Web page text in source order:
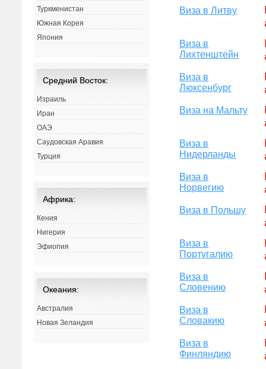
Виза в Литву
Виза в
Лихтенштейн
Виза в
Люксенбург
Виза на Мальту
Виза в
Нидерланды
Виза в
Норвегию
Виза в Польшу
Виза в
Португалию
Виза в
Словению
Виза в
Словакию
Виза в
Финляндию
Туркменистан
Южная Корея
Япония
Средний Восток:
Израиль
Иран
ОАЭ
Саудовская Аравия
Турция
Африка:
Кения
Нигерия
Эфиопия
Океания:
Австралия
Новая Зеландия